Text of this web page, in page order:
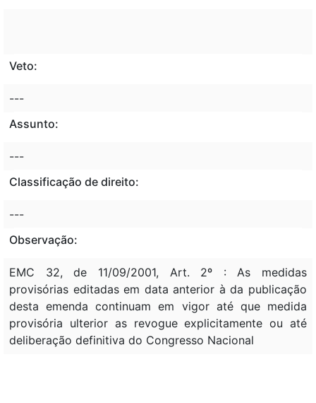
Veto:
---
Assunto:
---
Classificação de direito:
---
Observação:
EMC 32, de 11/09/2001, Art. 2º : As medidas
provisórias editadas em data anterior à da publicação
desta emenda continuam em vigor até que medida
provisória ulterior as revogue explicitamente ou até
deliberação definitiva do Congresso Nacional